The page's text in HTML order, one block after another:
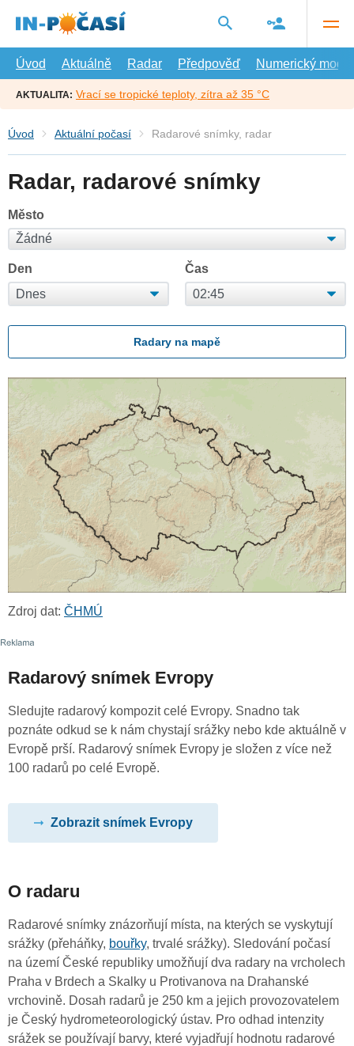
hlavní
Úvod
Aktuálně Radar Předpověď Numerický model
AKTUALITA: Vrací se tropické teploty, zítra až 35 °C
Úvod Aktuální počasí Radarové snímky, radar
Radar, radarové snímky
Město
Den Čas
Radary na mapě
Zdroj dat: ČHMÚ
Radarový snímek Evropy
Sledujte radarový kompozit celé Evropy. Snadno tak
poznáte odkud se k nám chystají srážky nebo kde aktuálně v
Evropě prší. Radarový snímek Evropy je složen z více než
100 radarů po celé Evropě.
Zobrazit snímek Evropy
O radaru
Radarové snímky znázorňují místa, na kterých se vyskytují
srážky (přeháňky, bouřky, trvalé srážky). Sledování počasí
na území České republiky umožňují dva radary na vrcholech
Praha v Brdech a Skalky u Protivanova na Drahanské
vrchovině. Dosah radarů je 250 km a jejich provozovatelem
je Český hydrometeorologický ústav. Pro odhad intenzity
srážek se používají barvy, které vyjadřují hodnotu radarové